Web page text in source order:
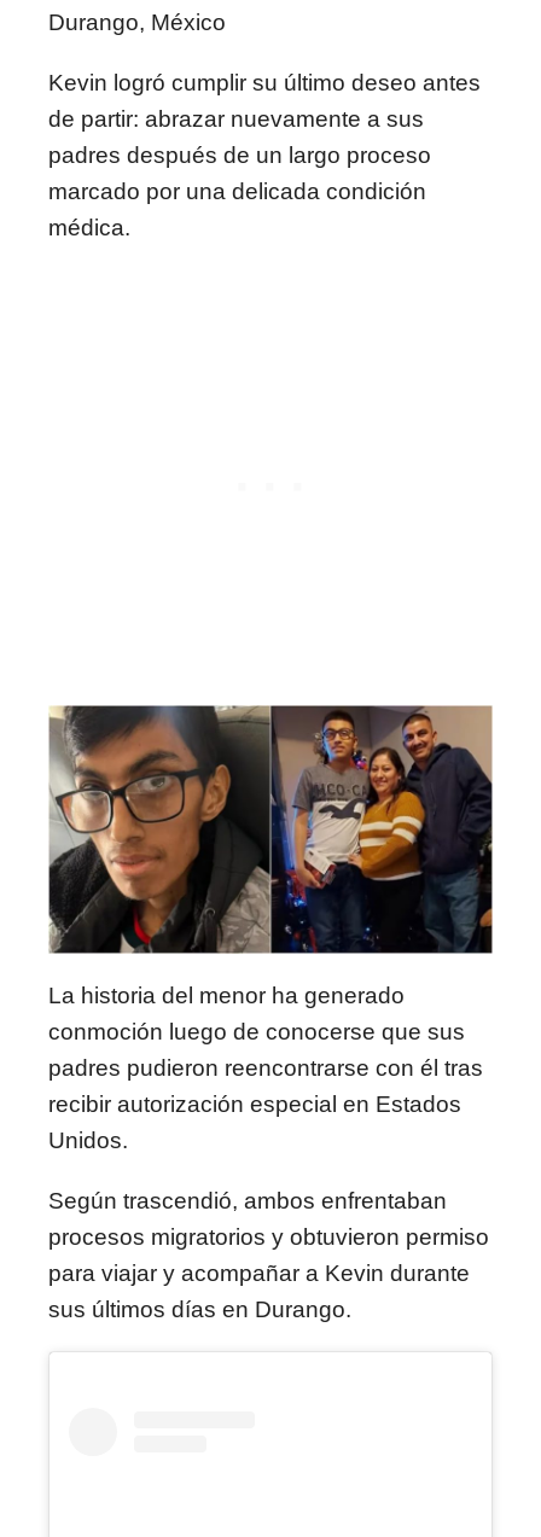
Durango, México
Kevin logró cumplir su último deseo antes
de partir: abrazar nuevamente a sus
padres después de un largo proceso
marcado por una delicada condición
médica.
La historia del menor ha generado
conmoción luego de conocerse que sus
padres pudieron reencontrarse con él tras
recibir autorización especial en Estados
Unidos.
Según trascendió, ambos enfrentaban
procesos migratorios y obtuvieron permiso
para viajar y acompañar a Kevin durante
sus últimos días en Durango.